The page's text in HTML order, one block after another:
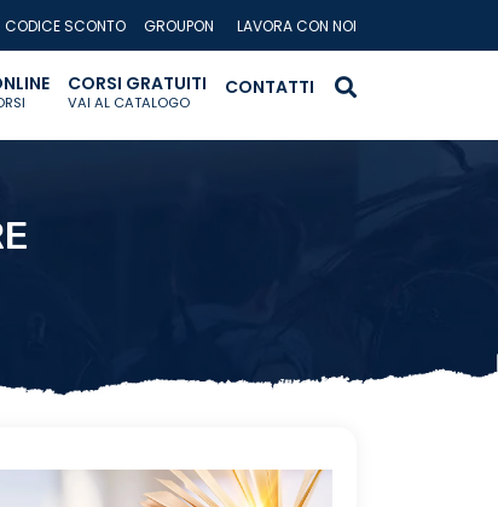
CODICE SCONTO GROUPON LAVORA CON NOI
CORSI GRATUITI
VAI AL CATALOGO
CONTATTI